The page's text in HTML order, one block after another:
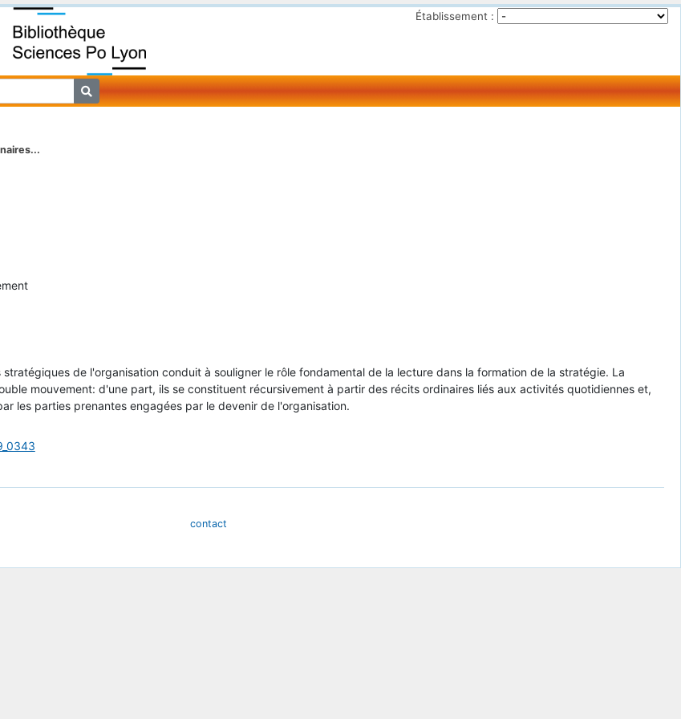
Établissement :
de l'organisation conduit à souligner le rôle fondamental de la lecture dans la formation de la stratégie. La
mouvement: d'une part, ils se constituent récursivement à partir des récits ordinaires liés aux activités quotidiennes et,
les parties prenantes engagées par le devenir de l'organisation.
contact